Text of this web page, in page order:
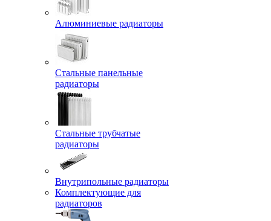
Алюминиевые радиаторы
Стальные панельные
радиаторы
Стальные трубчатые
радиаторы
Внутрипольные радиаторы
Комплектующие для
радиаторов